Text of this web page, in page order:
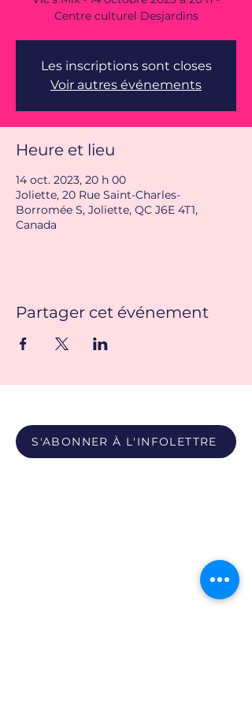
Centre culturel Desjardins
Les inscriptions sont closes
Voir autres événements
Heure et lieu
14 oct. 2023, 20 h 00
Joliette, 20 Rue Saint-Charles-
Borromée S, Joliette, QC J6E 4T1,
Canada
Partager cet événement
S'ABONNER À L'INFOLETTRE